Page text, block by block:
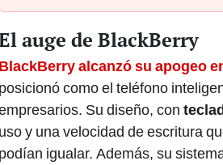
auge de BlackBerry
BlackBerry alcanzó su apogeo
posicionó como el teléfono
Su diseño, con
uso y una velocidad de escritura
podían igualar. Además, su